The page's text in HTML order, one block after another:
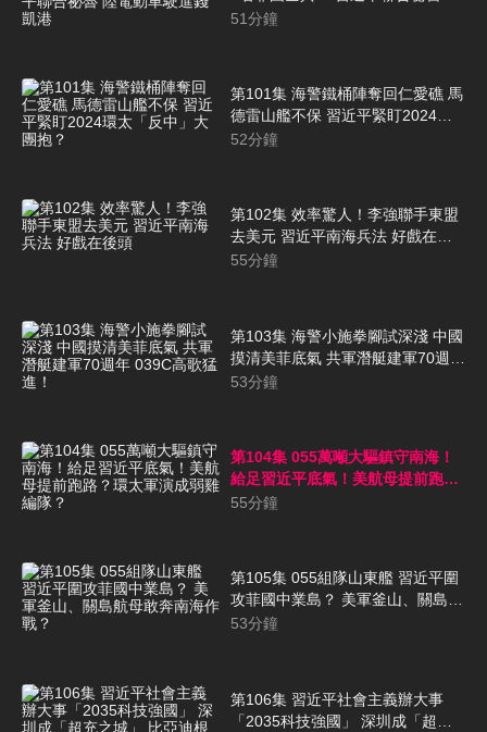
電動車駛進錢凱港
51分鐘
第101集 海警鐵桶陣奪回仁愛礁 馬
德雷山艦不保 習近平緊盯2024環
太「反中」大團抱？
52分鐘
第102集 效率驚人！李強聯手東盟
去美元 習近平南海兵法 好戲在後
頭
55分鐘
第103集 海警小施拳腳試深淺 中國
摸清美菲底氣 共軍潛艇建軍70週年
039C高歌猛進！
53分鐘
第104集 055萬噸大驅鎮守南海！
給足習近平底氣！美航母提前跑
路？環太軍演成弱雞編隊？
55分鐘
第105集 055組隊山東艦 習近平圍
攻菲國中業島？ 美軍釜山、關島航
母敢奔南海作戰？
53分鐘
第106集 習近平社會主義辦大事
「2035科技強國」 深圳成「超充